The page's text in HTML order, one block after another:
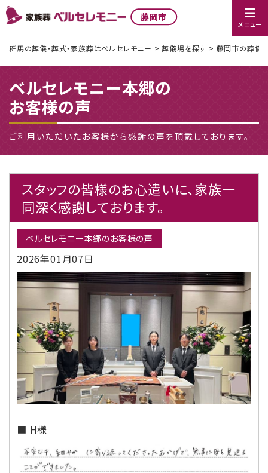
藤岡市
メニュー
群馬の葬儀・葬式・家族葬はベルセレモニー >葬儀場を探す > 藤岡市の葬儀
ベルセレモニー本郷の
お客様の声
ご利用いただいたお客様から感謝の声を頂戴しております。
スタッフの皆様のお心遣いに、家族一
同深く感謝しております。
ベルセレモニー本郷のお客様の声
2026年01月07日
■ H様